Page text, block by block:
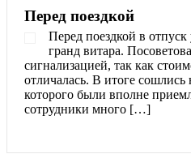
Перед поездкой
Перед поездкой в отпуск
гранд витара.
сигнализацией, так как
отличалась. В итоге
которого были вполне
сотрудники много […]